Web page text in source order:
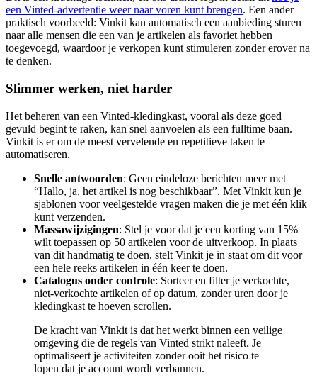
een Vinted-advertentie weer naar voren kunt brengen. Een ander
praktisch voorbeeld: Vinkit kan automatisch een aanbieding sturen
naar alle mensen die een van je artikelen als favoriet hebben
toegevoegd, waardoor je verkopen kunt stimuleren zonder erover na
te denken.
Slimmer werken, niet harder
Het beheren van een Vinted-kledingkast, vooral als deze goed
gevuld begint te raken, kan snel aanvoelen als een fulltime baan.
Vinkit is er om de meest vervelende en repetitieve taken te
automatiseren.
Snelle antwoorden: Geen eindeloze berichten meer met
“Hallo, ja, het artikel is nog beschikbaar”. Met Vinkit kun je
sjablonen voor veelgestelde vragen maken die je met één klik
kunt verzenden.
Massawijzigingen: Stel je voor dat je een korting van 15%
wilt toepassen op 50 artikelen voor de uitverkoop. In plaats
van dit handmatig te doen, stelt Vinkit je in staat om dit voor
een hele reeks artikelen in één keer te doen.
Catalogus onder controle: Sorteer en filter je verkochte,
niet-verkochte artikelen of op datum, zonder uren door je
kledingkast te hoeven scrollen.
De kracht van Vinkit is dat het werkt binnen een veilige
omgeving die de regels van Vinted strikt naleeft. Je
optimaliseert je activiteiten zonder ooit het risico te
lopen dat je account wordt verbannen.